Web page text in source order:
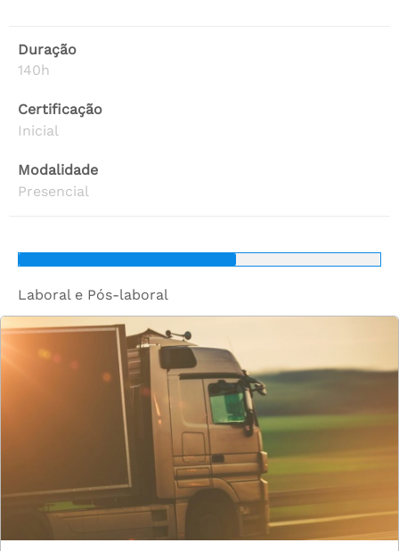
Duração
140h
Certificação
Inicial
Modalidade
Presencial
Laboral e Pós-laboral